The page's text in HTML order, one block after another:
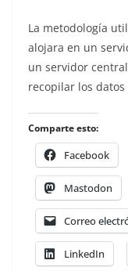
La metodología
alojara en un
un servidor
recopilar los
Comparte esto:
Facebook
Mastodon
Correo
LinkedIn